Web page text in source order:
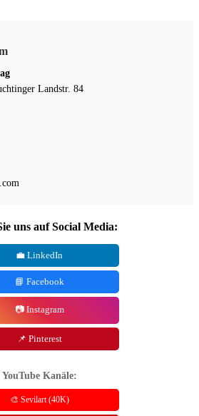
Landstr. 84
uns auf Social Media:
💼 LinkedIn
📘 Facebook
📷 Instagram
📌 Pinterest
YouTube Kanäle:
🎨 Sevilart (40K)